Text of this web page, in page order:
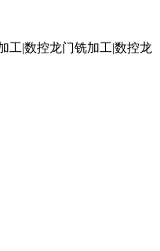
工|数控龙门铣加工|数控龙